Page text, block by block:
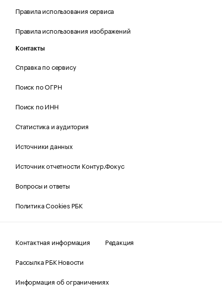
Правила использования сервиса
Правила использования изображений
Контакты
Справка по сервису
Поиск по ОГРН
Поиск по ИНН
Статистика и аудитория
Источники данных
Источник отчетности Контур.Фокус
Вопросы и ответы
Политика Cookies РБК
Контактная информация
Редакция
Рассылка РБК Новости
Информация об ограничениях